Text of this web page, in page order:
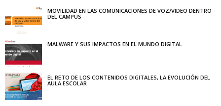
MOVILIDAD EN LAS COMUNICACIONES DE VOZ/VIDEO DENTRO
DEL CAMPUS
MALWARE Y SUS IMPACTOS EN EL MUNDO DIGITAL
EL RETO DE LOS CONTENIDOS DIGITALES, LA EVOLUCIÓN DEL
AULA ESCOLAR